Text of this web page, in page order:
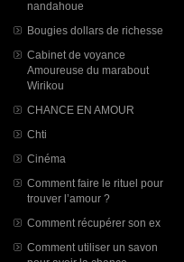
nandahoue
Bougies dollars de richesse
Cabinet de voyance
Amoureuse du marabout
Wirikou
CHANCE EN AMOUR
Chti
Cinéma
Comment faire le rituel pour
trouver l’amour ?
Comment récupérer son ex
Comment utiliser un savon